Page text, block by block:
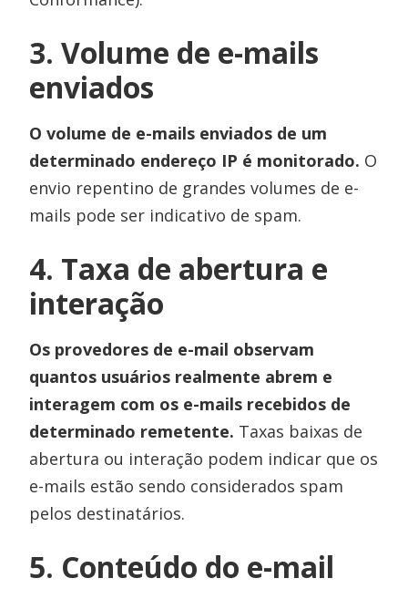
3. Volume de e-mails
enviados
O volume de e-mails enviados de um
determinado endereço IP é monitorado. O
envio repentino de grandes volumes de e-
mails pode ser indicativo de spam.
4. Taxa de abertura e
interação
Os provedores de e-mail observam
quantos usuários realmente abrem e
interagem com os e-mails recebidos de
determinado remetente. Taxas baixas de
abertura ou interação podem indicar que os
e-mails estão sendo considerados spam
pelos destinatários.
5. Conteúdo do e-mail